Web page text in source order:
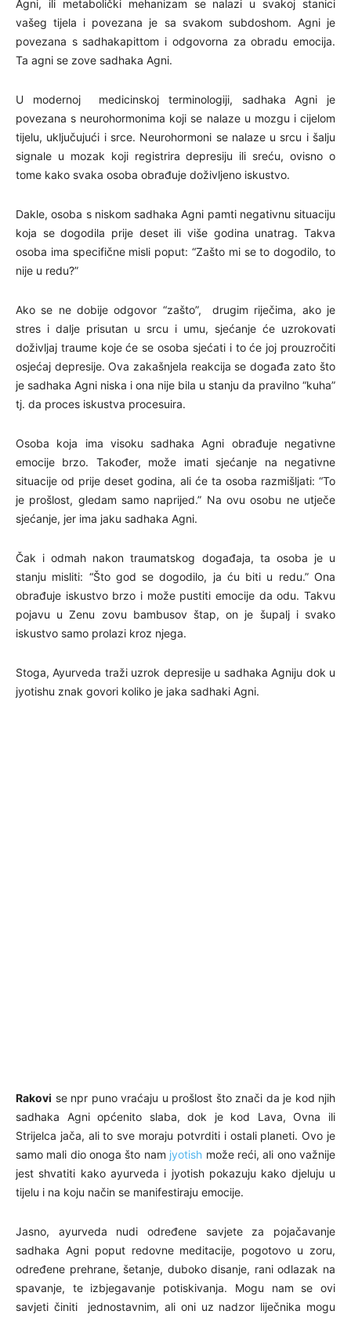
Agni, ili metabolički mehanizam se nalazi u svakoj stanici
vašeg tijela i povezana je sa svakom subdoshom. Agni je
povezana s sadhakapittom i odgovorna za obradu emocija.
Ta agni se zove sadhaka Agni.
U modernoj medicinskoj terminologiji, sadhaka Agni je
povezana s neurohormonima koji se nalaze u mozgu i cijelom
tijelu, uključujući i srce. Neurohormoni se nalaze u srcu i šalju
signale u mozak koji registrira depresiju ili sreću, ovisno o
tome kako svaka osoba obrađuje doživljeno iskustvo.
Dakle, osoba s niskom sadhaka Agni pamti negativnu situaciju
koja se dogodila prije deset ili više godina unatrag. Takva
osoba ima specifične misli poput: “Zašto mi se to dogodilo, to
nije u redu?”
Ako se ne dobije odgovor “zašto”, drugim riječima, ako je
stres i dalje prisutan u srcu i umu, sjećanje će uzrokovati
doživljaj traume koje će se osoba sjećati i to će joj prouzročiti
osjećaj depresije. Ova zakašnjela reakcija se događa zato što
je sadhaka Agni niska i ona nije bila u stanju da pravilno “kuha”
tj. da proces iskustva procesuira.
Osoba koja ima visoku sadhaka Agni obrađuje negativne
emocije brzo. Također, može imati sjećanje na negativne
situacije od prije deset godina, ali će ta osoba razmišljati: “To
je prošlost, gledam samo naprijed.” Na ovu osobu ne utječe
sjećanje, jer ima jaku sadhaka Agni.
Čak i odmah nakon traumatskog događaja, ta osoba je u
stanju misliti: “Što god se dogodilo, ja ću biti u redu.” Ona
obrađuje iskustvo brzo i može pustiti emocije da odu. Takvu
pojavu u Zenu zovu bambusov štap, on je šupalj i svako
iskustvo samo prolazi kroz njega.
Stoga, Ayurveda traži uzrok depresije u sadhaka Agniju dok u
jyotishu znak govori koliko je jaka sadhaki Agni.
Rakovi se npr puno vraćaju u prošlost što znači da je kod njih
sadhaka Agni općenito slaba, dok je kod Lava, Ovna ili
Strijelca jača, ali to sve moraju potvrditi i ostali planeti. Ovo je
samo mali dio onoga što nam jyotish može reći, ali ono važnije
jest shvatiti kako ayurveda i jyotish pokazuju kako djeluju u
tijelu i na koju način se manifestiraju emocije.
Jasno, ayurveda nudi određene savjete za pojačavanje
sadhaka Agni poput redovne meditacije, pogotovo u zoru,
određene prehrane, šetanje, duboko disanje, rani odlazak na
spavanje, te izbjegavanje potiskivanja. Mogu nam se ovi
savjeti činiti jednostavnim, ali oni uz nadzor liječnika mogu